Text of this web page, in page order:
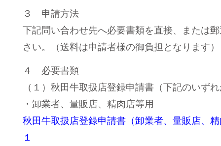
３ 申請方法
下記問い合わせ先へ必要書類を直接、または
さい。（送料は申請者様の御負担となります）
４ 必要書類
（１）秋田牛取扱店登録申請書（下記のいず
・卸業者、量販店、精肉店等用
秋田牛取扱店登録申請書（卸業者、量販店、
１